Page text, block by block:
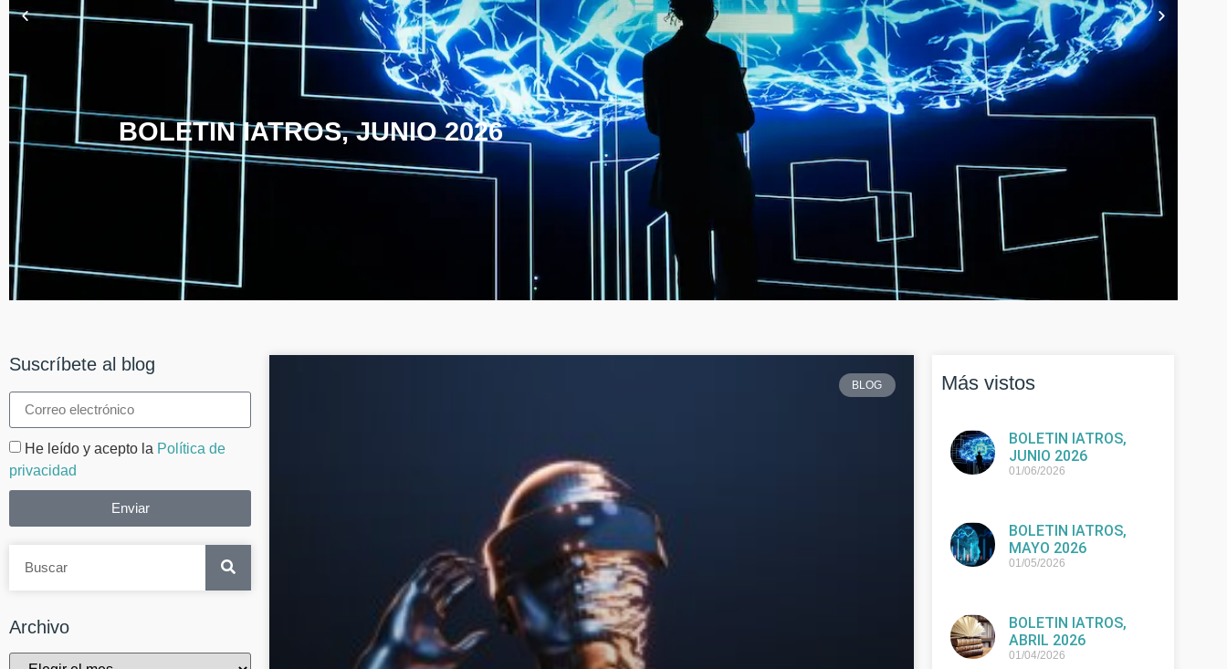
BOLETIN IATROS, JUNIO 2026
Suscríbete al blog
He leído y acepto la Política de
privacidad
Enviar
Archivo
BLOG Más vistos
BOLETIN IATROS,
JUNIO 2026
01/06/2026
BOLETIN IATROS,
MAYO 2026
01/05/2026
BOLETIN IATROS,
ABRIL 2026
01/04/2026